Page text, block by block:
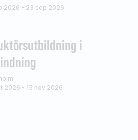
2026 - 23 sep 2026
i
2026 - 15 nov 2026